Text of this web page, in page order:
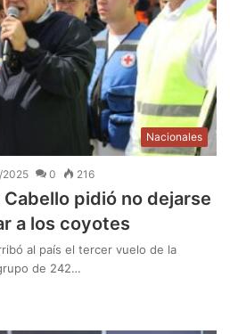
Nacionales
0 216
pidió no dejarse
a los coyotes
al país el tercer vuelo de la
de 242…